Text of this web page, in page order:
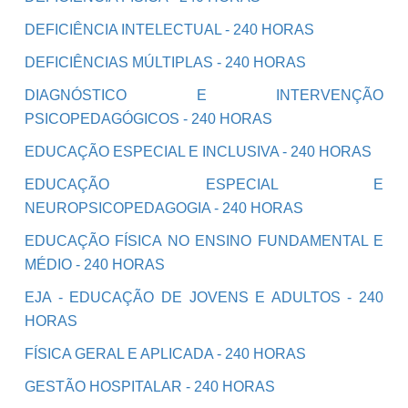
DEFICIÊNCIA INTELECTUAL - 240 HORAS
DEFICIÊNCIAS MÚLTIPLAS - 240 HORAS
DIAGNÓSTICO E INTERVENÇÃO
PSICOPEDAGÓGICOS - 240 HORAS
EDUCAÇÃO ESPECIAL E INCLUSIVA - 240 HORAS
EDUCAÇÃO ESPECIAL E
NEUROPSICOPEDAGOGIA - 240 HORAS
EDUCAÇÃO FÍSICA NO ENSINO FUNDAMENTAL E
MÉDIO - 240 HORAS
EJA - EDUCAÇÃO DE JOVENS E ADULTOS - 240
HORAS
FÍSICA GERAL E APLICADA - 240 HORAS
GESTÃO HOSPITALAR - 240 HORAS